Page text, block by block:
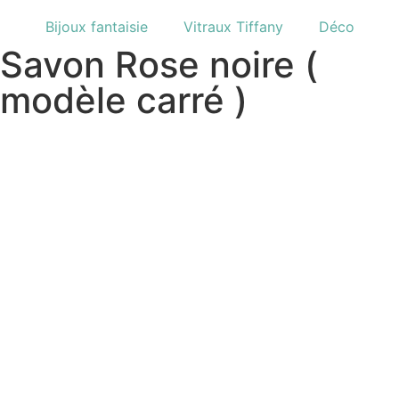
Bijoux fantaisie Vitraux Tiffany Déco
Savon Rose noire (
modèle carré )